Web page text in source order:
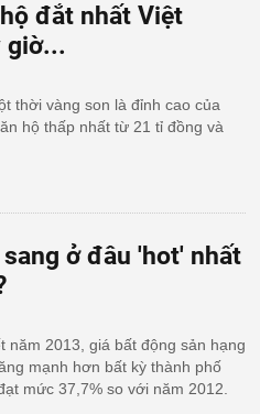
đắt nhất Việt
giờ...
thời vàng son là đỉnh cao của
hộ thấp nhất từ 21 tỉ đồng và
ở đâu 'hot' nhất
năm 2013, giá bất động sản hạng
mạnh hơn bất kỳ thành phố
mức 37,7% so với năm 2012.